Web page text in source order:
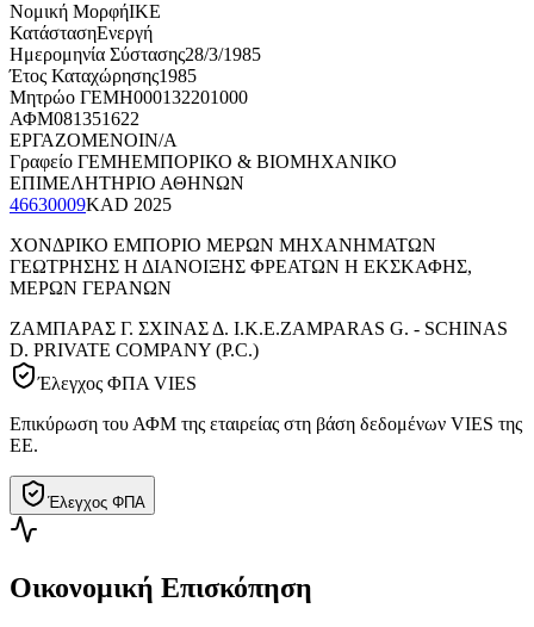
Νομική ΜορφήΙΚΕ
ΚατάστασηΕνεργή
Ημερομηνία Σύστασης28/3/1985
Έτος Καταχώρησης1985
Μητρώο ΓΕΜΗ000132201000
ΑΦΜ081351622
ΕΡΓΑΖΟΜΕΝΟΙN/A
Γραφείο ΓΕΜΗΕΜΠΟΡΙΚΟ & ΒΙΟΜΗΧΑΝΙΚΟ
ΕΠΙΜΕΛΗΤΗΡΙΟ ΑΘΗΝΩΝ
46630009KAD 2025
ΧΟΝΔΡΙΚΟ ΕΜΠΟΡΙΟ ΜΕΡΩΝ ΜΗΧΑΝΗΜΑΤΩΝ
ΓΕΩΤΡΗΣΗΣ Η ΔΙΑΝΟΙΞΗΣ ΦΡΕΑΤΩΝ Η ΕΚΣΚΑΦΗΣ,
ΜΕΡΩΝ ΓΕΡΑΝΩΝ
ΖΑΜΠΑΡΑΣ Γ. ΣΧΙΝΑΣ Δ. Ι.Κ.Ε.ZAMPARAS G. - SCHINAS
D. PRIVATE COMPANY (P.C.)
Έλεγχος ΦΠΑ VIES
Επικύρωση του ΑΦΜ της εταιρείας στη βάση δεδομένων VIES της
ΕΕ.
Έλεγχος ΦΠΑ
Οικονομική Επισκόπηση